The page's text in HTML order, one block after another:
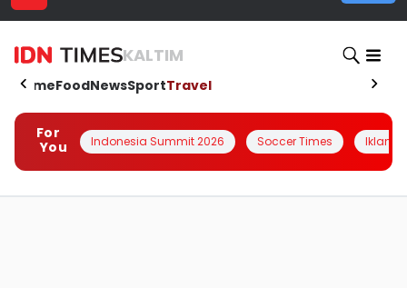
KALTIM
HomeFoodNewsSportTravel
For
You
Indonesia Summit 2026 Soccer Times Iklanin